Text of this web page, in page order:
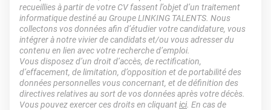
recueillies à partir de votre CV fassent l’objet d’un traitement
informatique destiné au Groupe LINKING TALENTS. Nous
collectons vos données afin d’étudier votre candidature, vous
intégrer à notre vivier de candidats et/ou vous adresser du
contenu en lien avec votre recherche d’emploi.
Vous disposez d’un droit d’accès, de rectification,
d’effacement, de limitation, d’opposition et de portabilité des
données personnelles vous concernant, et de définition des
directives relatives au sort de vos données après votre décès.
Vous pouvez exercer ces droits en cliquantici. En cas de